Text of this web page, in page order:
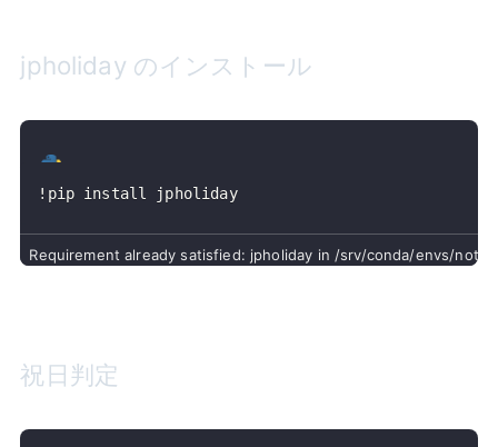
jpholiday のインストール
!pip install jpholiday
祝日判定